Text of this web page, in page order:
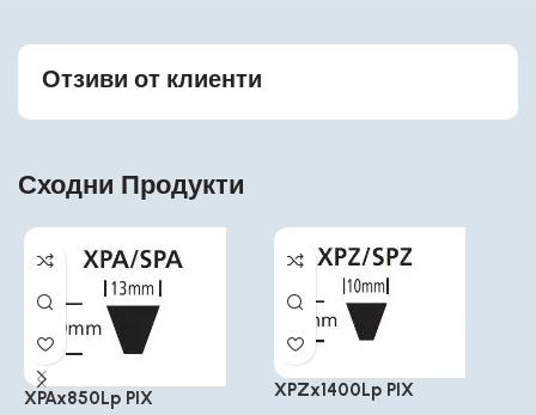
Отзиви от клиенти
Сходни Продукти
XPAx850Lp PIX XPZx1400Lp PIX